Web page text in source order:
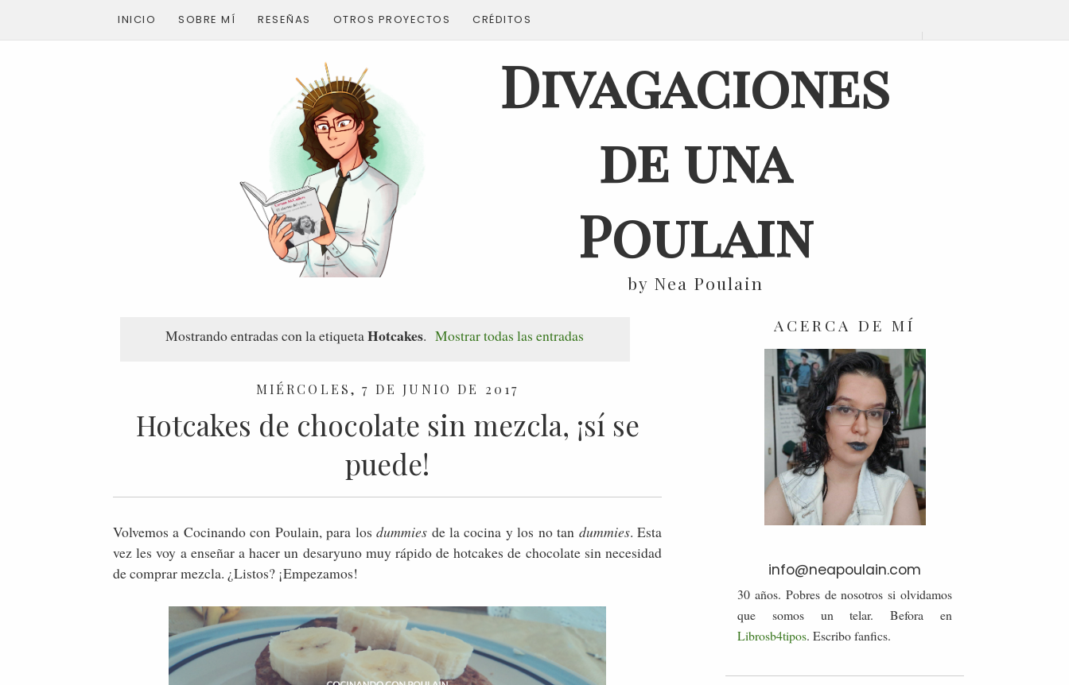
INICIO SOBRE MÍ RESEÑAS OTROS PROYECTOS CRÉDITOS
Divagaciones
de una
Poulain
by Nea Poulain
Mostrando entradas con la etiquetaHotcakes. Mostrar todas las entradas
MIÉRCOLES, 7 DE JUNIO DE 2017
Hotcakes de chocolate sin mezcla, ¡sí se
puede!
Volvemos a Cocinando con Poulain, para losdummies de la cocina y los no tan dummies. Esta
vez les voy a enseñar a hacer un desaryuno muy rápido de hotcakes de chocolate sin necesidad
de comprar mezcla. ¿Listos? ¡Empezamos!
ACERCA DE MÍ
info@neapoulain.com
30 años. Pobres de nosotros si olvidamos
que somos un telar. Befora en
Librosb4tipos. Escribo fanfics.